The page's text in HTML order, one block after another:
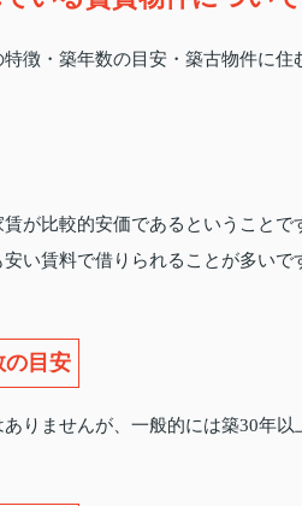
徴・築年数の目安・築古物件に住
が比較的安価であるということで
い賃料で借りられることが多いで
の目安
りませんが、一般的には築30年以